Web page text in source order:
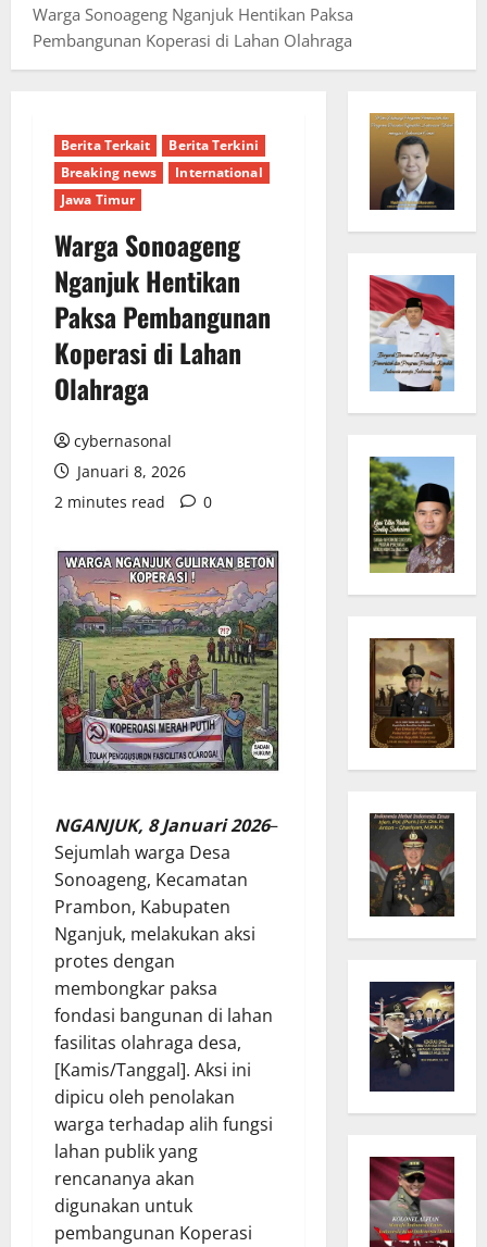
Warga Sonoageng Nganjuk Hentikan Paksa
Pembangunan Koperasi di Lahan Olahraga
Berita Terkait
Berita Terkini
Breaking news
International
Jawa Timur
Warga Sonoageng
Nganjuk Hentikan
Paksa Pembangunan
Koperasi di Lahan
Olahraga
cybernasonal
Januari 8, 2026
2 minutes read
0
NGANJUK, 8 Januari 2026–
Sejumlah warga Desa
Sonoageng, Kecamatan
Prambon, Kabupaten
Nganjuk, melakukan aksi
protes dengan
membongkar paksa
fondasi bangunan di lahan
fasilitas olahraga desa,
[Kamis/Tanggal]. Aksi ini
dipicu oleh penolakan
warga terhadap alih fungsi
lahan publik yang
rencananya akan
digunakan untuk
pembangunan Koperasi